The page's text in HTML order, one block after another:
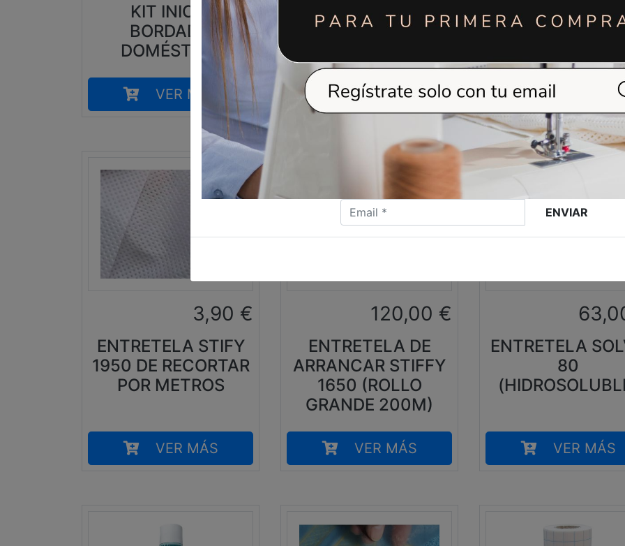
KIT INICIO
BORDADO
DOMÉSTICO
VER MÁS
KIT INICIO
BORDADO
VER MÁS
ENTRETELA DE
ARRANCAR
VER MÁS
3,90 €
ENTRETELA STIFY
1950 DE RECORTAR
POR METROS
VER MÁS
120,00 €
ENTRETELA DE
ARRANCAR STIFFY
1650 (ROLLO
GRANDE 200M)
VER MÁS
ENTRETELA
80
VER MÁS
ENVIAR